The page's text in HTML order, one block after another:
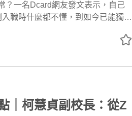
？一名Dcard網友發文表示，自己
職時什麼都不懂，到如今已能獨立
只微幅調整，升遷機會也有限，讓
｜柯慧貞副校長：從Z